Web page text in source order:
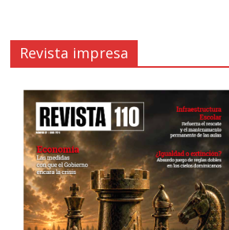
Revista impresa